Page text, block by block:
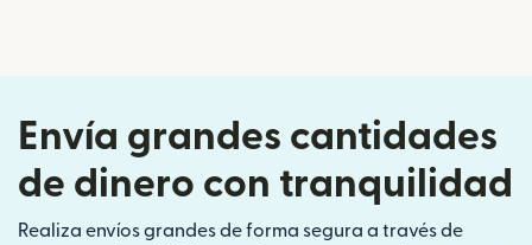
Envía grandes cantidades
de dinero con tranquilidad
Realiza envíos grandes de forma segura a través de